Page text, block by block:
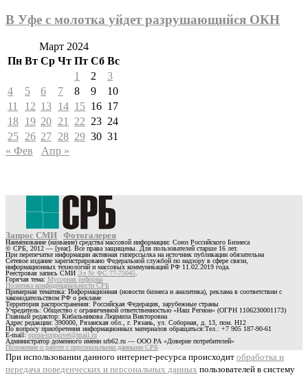
В Уфе с молотка уйдет разрушающийся ОКН
Март 2024
Пн Вт Ср Чт Пт Сб Вс
1
2
3
4
5 6 7 8 9
10
11
12 13 14 15 16 17
18 19 20 21 22 23 24
25 26 27 28 29 30 31
« Фев
Апр »
Запрос СМИ Фотогалерея
Наименование (название) средства массовой информации: Союз Российского Бизнеса
© СРБ, 2012 — [year]. Все права защищены. Для пользователей старше 16 лет.
При перепечатке информации активная гиперссылка на источник публикации обязательна
Сетевое издание зарегистрировано Федеральной службой по надзору в сфере связи,
информационных технологий и массовых коммуникаций РФ 11.02.2019 года.
Реестровая запись СМИ Эл № ФС 77-75045
Горячая тема: Мусорная реформа
Политика конфиденциальности СРБ
Примерная тематика: Информационная (новости бизнеса и аналитика), реклама в соответствии с
законодательством РФ о рекламе
Территория распространения: Российская Федерация, зарубежные страны
Учредитель: Общество с ограниченной ответственностью «Наш Регион» (ОГРН 1106230001173)
Главный редактор: Кибальникова Людмила Викторовна
Адрес редакции: 390000, Рязанская обл., г. Рязань, ул. Соборная, д. 13, пом. Н12
По вопросу приобретения информационных материалов обращаться:Тел.: +7 905 187-90-61
E-mail:opora-torgsovet@mail.ru
Администратор доменного имени srb62.ru — ООО РА «Доверие потребителей»
Положение о работе с персональными данными СРБ
При использовании данного интернет-ресурса происходит обработка и
передача поведенческих и персональных данных пользователей в систему